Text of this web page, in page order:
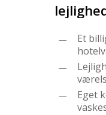
Et
Eget